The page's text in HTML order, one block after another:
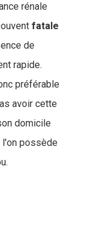
rénale
fatale
de
rapide.
préférable
avoir cette
domicile
l'on possède